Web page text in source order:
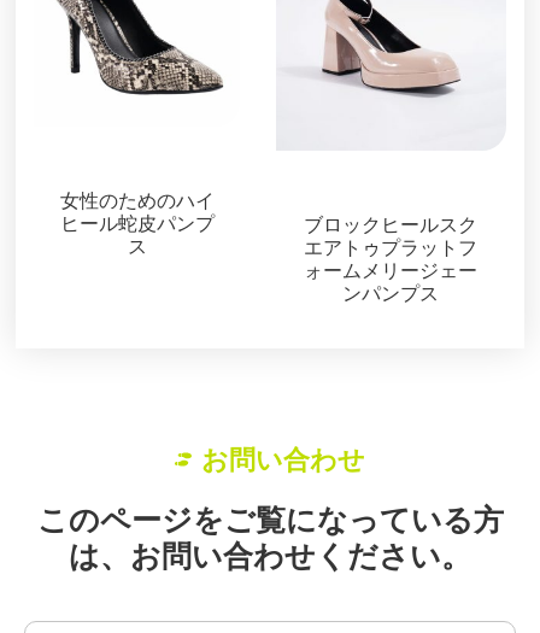
女性のためのハイ
ヒール蛇皮パンプ
ス
ブロックヒールスク
エアトゥプラットフ
ォームメリージェー
ンパンプス
お問い合わせ
このページをご覧になっている方
は、お問い合わせください。